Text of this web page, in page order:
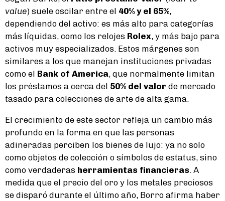
value) suele oscilar entre el 40% y el 65%,
dependiendo del activo: es más alto para categorías
más líquidas, como los relojes Rolex, y más bajo para
activos muy especializados. Estos márgenes son
similares a los que manejan instituciones privadas
como el Bank of America, que normalmente limitan
los préstamos a cerca del 50% del valor de mercado
tasado para colecciones de arte de alta gama.
El crecimiento de este sector refleja un cambio más
profundo en la forma en que las personas
adineradas perciben los bienes de lujo: ya no solo
como objetos de colección o símbolos de estatus, sino
como verdaderas herramientas financieras. A
medida que el precio del oro y los metales preciosos
se disparó durante el último año, Borro afirma haber